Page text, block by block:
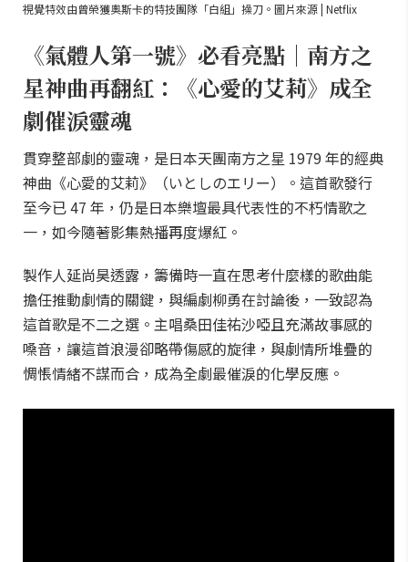
視覺特效由曾榮獲奧斯卡的特技團隊「白組」操刀。圖片來源 | Netflix
《氣體人第一號》必看亮點｜南方之
星神曲再翻紅：《心愛的艾莉》成全
劇催淚靈魂
貫穿整部劇的靈魂，是日本天團南方之星 1979 年的經典
神曲《心愛的艾莉》（いとしのエリー）。這首歌發行
至今已 47 年，仍是日本樂壇最具代表性的不朽情歌之
一，如今隨著影集熱播再度爆紅。
製作人延尚昊透露，籌備時一直在思考什麼樣的歌曲能
擔任推動劇情的關鍵，與編劇柳勇在討論後，一致認為
這首歌是不二之選。主唱桑田佳祐沙啞且充滿故事感的
嗓音，讓這首浪漫卻略帶傷感的旋律，與劇情所堆疊的
惆悵情緒不謀而合，成為全劇最催淚的化學反應。